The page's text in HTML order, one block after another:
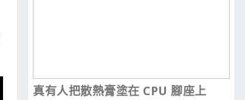
真有人把散熱膏塗在 CPU 腳座上